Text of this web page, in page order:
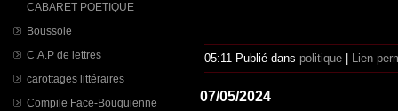
CABARET POETIQUE
Boussole
C.A.P de lettres
carottages littéraires
Compile Face-Bouquienne
05:11 Publié dans politique Lien
07/05/2024